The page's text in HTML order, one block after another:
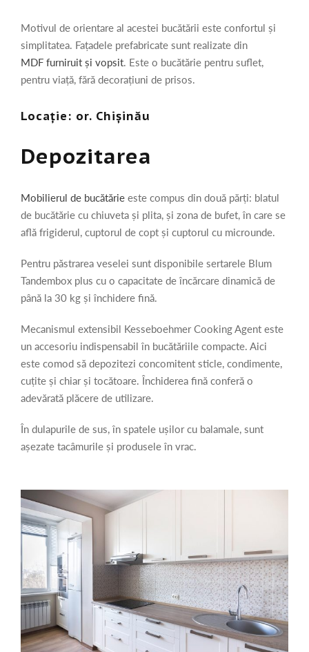
Motivul de orientare al acestei bucătării este confortul și
simplitatea. Fațadele prefabricate sunt realizate din
MDF furniruit și vopsit . Este o bucătărie pentru suflet,
pentru viață, fără decorațiuni de prisos.
Locație: or. Chișinău
Depozitarea
Mobilierul de bucătărie este compus din două părți: blatul
de bucătărie cu chiuveta și plita, și zona de bufet, în care se
află frigiderul, cuptorul de copt și cuptorul cu microunde.
Pentru păstrarea veselei sunt disponibile sertarele Blum
Tandembox plus cu o capacitate de încărcare dinamică de
până la 30 kg și închidere fină.
Mecanismul extensibil Kesseboehmer Cooking Agent este
un accesoriu indispensabil în bucătăriile compacte. Aici
este comod să depozitezi concomitent sticle, condimente,
cuțite și chiar și tocătoare. Închiderea fină conferă o
adevărată plăcere de utilizare.
În dulapurile de sus, în spatele ușilor cu balamale, sunt
așezate tacâmurile și produsele în vrac.